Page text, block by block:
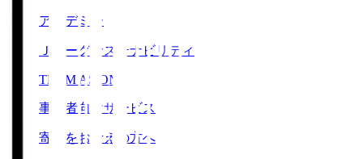
アカデミー
Ｊリーグサステナビリティ
TEAM AS ONE
事業者向けサービス
寄附をお考えの方へ